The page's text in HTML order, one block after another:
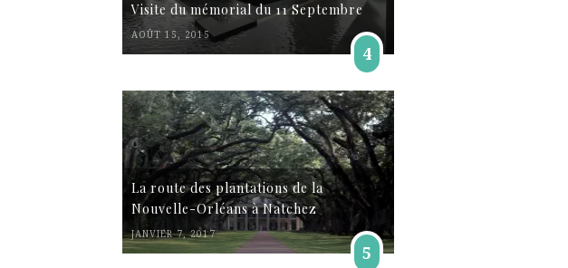
Visite du mémorial du 11 Septembre
AOÛT 15, 2015
4
La route des plantations de la
Nouvelle-Orléans à Natchez
JANVIER 7, 2017
5